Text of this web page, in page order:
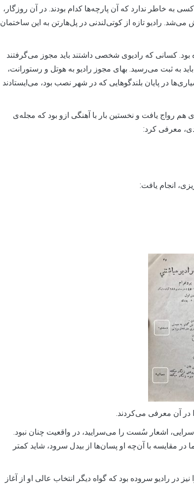
خواند و کسی به خاطر ندارد که آن پارچه‌ها کدام بودند. در آن روزگار،
رادیو تازه از کوتی‌لندنی در پل‌هارتن به این ساختمان
رادیو در ۲۷ ماده چاپ شده بود. کسانی که رادیوی شخصی داشتند باید مجوز می‌گرفتند
به ثبت می‌رسید. بهای مجوز رادیو به هوتل و رستورانت،
در پایان بلندگوهایی که در شهر نصب بود، می‌ایستادند
دیگری هم رواج یافت و نخستین بار با آهنگی ازو بود که مجله‌ی
معرفی کرد:
انجام یافت:
در آن معرفی می‌کردند.
اشعار سُست را می‌سرایید، در واقعیت چنان نبود.
مقایسه با آن‌چه او پسان‌ها از بیدل سرود، شاید کمتر
در رادیو سروده بود که گواه دیگر انتخاب عالی او از آغاز